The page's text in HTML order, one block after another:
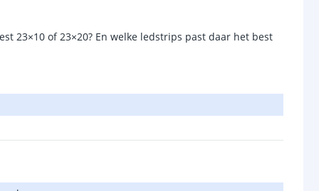
23×10 of 23×20? En welke ledstrips past daar het best